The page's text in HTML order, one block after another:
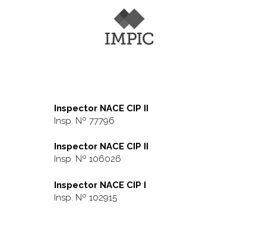
Inspector NACE CIP II
Insp. Nº 77796
Inspector NACE CIP II
Insp. Nº 106026
Inspector NACE CIP I
Insp. Nº 102915